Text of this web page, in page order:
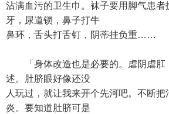
沾满血污的卫生巾。袜子要用脚气患者
牙，尿道锁，鼻子打牛
鼻环，舌头打舌钉，阴蒂挂负重……
「身体改造也是必要的。虐阴虐肛
述。肚脐眼好像还没
人玩过，就让我来开个先河吧。不断
炎。要知道肚脐可是